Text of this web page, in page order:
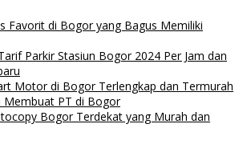
Favorit di Bogor yang Bagus Memiliki
Parkir Stasiun Bogor 2024 Per Jam dan
Motor di Bogor Terlengkap dan Termurah
Membuat PT di Bogor
Bogor Terdekat yang Murah dan